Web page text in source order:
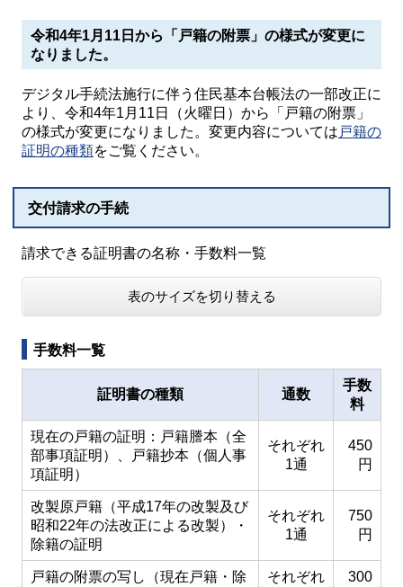
令和4年1月11日 から「戸籍の附票」の様式が変更に
なりました。
デジタル手続法施行に伴う住民基本台帳法の一部改正に
より、令和4年1月11日（火曜日）から「戸籍の附票」
の様式が変更になりました。変更内容については 戸籍の
証明の種類をご覧ください。
交付請求の手続
請求できる証明書の名称・手数料一覧
表のサイズを切り替える
手数料一覧
証明書の種類 通数
手数
料
現在の戸籍の証明：戸籍謄本（全
部事項証明）、戸籍抄本（個人事
項証明）
それぞれ
1通
450
円
改製原戸籍（平成17年の改製及び
昭和22年の法改正による改製）・
除籍の証明
それぞれ
1通
750
円
戸籍の附票の写し（現在戸籍・除
それぞれ
300